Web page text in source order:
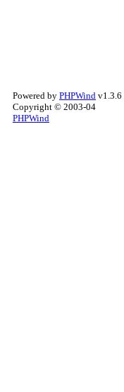
Powered by PHPWind v1.3.6
Copyright © 2003-04
PHPWind